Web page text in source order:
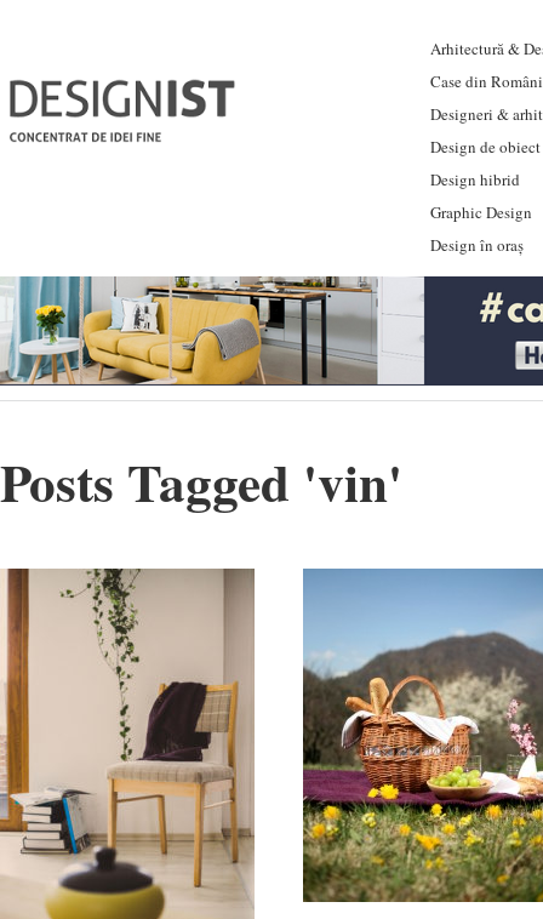
Arhitectură &
Case din
Designeri &
Design de obiect
Design hibrid
Graphic Design
Design în oraș
Posts Tagged 'vin'